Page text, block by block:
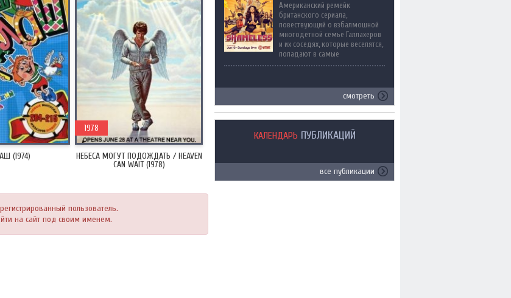
(1974)
НЕБЕСА МОГУТ ПОДОЖДАТЬ / HEAVEN
CAN WAIT (1978)
1978
пользователь.
на сайт под своим именем.
Американский ремейк
британского сериала,
повествующий о взбалмошной
многодетной семье Галлахеров
и их соседях, которые веселятся,
попадают в самые
смотреть
КАЛЕНДАРЬ ПУБЛИКАЦИЙ
все публикации